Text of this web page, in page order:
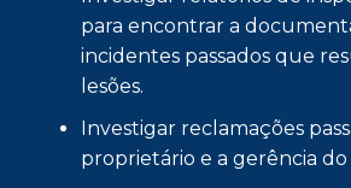
para encontrar a
incidentes passados que
lesões.
Investigar reclamações
proprietário e a gerência do